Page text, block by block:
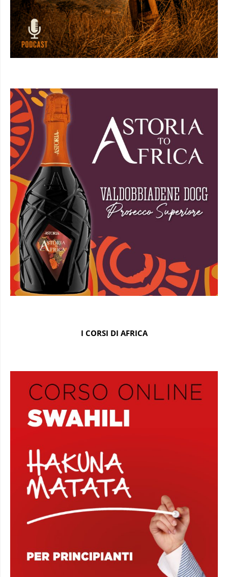
I CORSI DI AFRICA